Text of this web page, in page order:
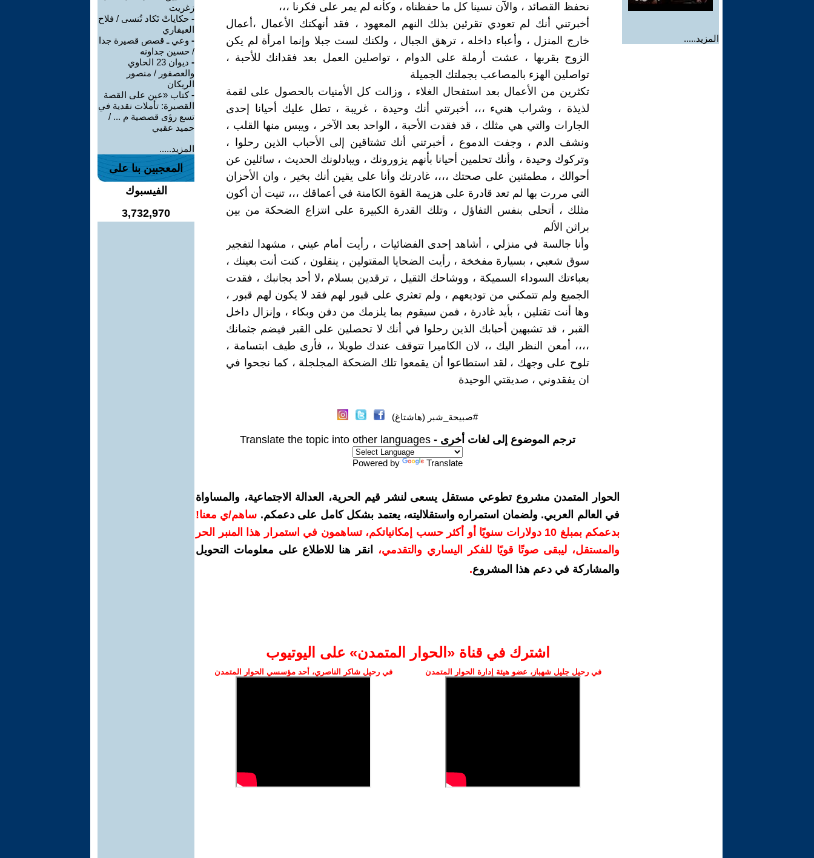
المزيد.....
نحفظ القصائد ، والآن نسينا كل ما حفظناه ، وكأنه لم يمر على فكرنا ،،،
أخبرتني أنك لم تعودي تقرئين بذلك النهم المعهود ، فقد أنهكتك الأعمال ،أعمال
خارج المنزل ، وأعباء داخله ، ترهق الجبال ، ولكنك لست جبلا وإنما امرأة لم يكن
الزوج بقربها ، عشت أرملة على الدوام ، تواصلين العمل بعد فقدانك للأحبة ،
تواصلين الهزء بالمصاعب بجملتك الجميلة
تكثرين من الأعمال بعد استفحال الغلاء ، وزالت كل الأمنيات بالحصول على لقمة
لذيذة ، وشراب هنيء ،،، أخبرتني أنك وحيدة ، غريبة ، تطل عليك أحيانا إحدى
الجارات والتي هي مثلك ، قد فقدت الأحبة ، الواحد بعد الآخر ، ويبس منها القلب ،
ونشف الدم ، وجفت الدموع ، أخبرتني أنك تشتاقين إلى الأحباب الذين رحلوا ،
وتركوك وحيدة ، وأنك تحلمين أحيانا بأنهم يزورونك ، ويبادلونك الحديث ، سائلين عن
أحوالك ، مطمئنين على صحتك ،،،، غادرتك وأنا على يقين أنك بخير ، وان الأحزان
التي مررت بها لم تعد قادرة على هزيمة القوة الكامنة في أعماقك ،،، تنيت أن أكون
مثلك ، أتحلى بنفس التفاؤل ، وتلك القدرة الكبيرة على انتزاع الضحكة من بين
براثن الألم
وأنا جالسة في منزلي ، أشاهد إحدى الفضائيات ، رأيت أمام عيني ، مشهدا لتفجير
سوق شعبي ، بسيارة مفخخة ، رأيت الضحايا المقتولين ، ينقلون ، كنت أنت بعينك ،
بعباءتك السوداء السميكة ، ووشاحك الثقيل ، ترقدين بسلام ،لا أحد بجانبك ، فقدت
الجميع ولم تتمكني من توديعهم ، ولم تعثري على قبور لهم فقد لا يكون لهم قبور ،
وها أنت تقتلين ، بأيد غادرة ، فمن سيقوم بما يلزمك من دفن وبكاء ، وإنزال داخل
القبر ، قد تشبهين أحبابك الذين رحلوا في أنك لا تحصلين على القبر فيضم جثمانك
،،،، أمعن النظر اليك ،، لان الكاميرا تتوقف عندك طويلا ،، فأرى طيف ابتسامة ،
تلوح على وجهك ، لقد استطاعوا أن يقمعوا تلك الضحكة المجلجلة ، كما نجحوا في
ان يفقدوني ، صديقتي الوحيدة
#صبيحة_شبر (هاشتاغ)
ترجم الموضوع إلى لغات أخرى - Translate the topic into other languages
Powered by Translate
الحوار المتمدن مشروع تطوعي مستقل يسعى لنشر قيم الحرية، العدالة الاجتماعية، والمساواة
في العالم العربي. ولضمان استمراره واستقلاليته، يعتمد بشكل كامل على دعمكم. ساهم/ي معنا!
بدعمكم بمبلغ 10 دولارات سنويًا أو أكثر حسب إمكانياتكم، تساهمون في استمرار هذا المنبر الحر
والمستقل، ليبقى صوتًا قويًا للفكر اليساري والتقدمي،
انقر هنا للاطلاع على معلومات التحويل
والمشاركة في دعم هذا المشروع.
اشترك في قناة ‫«الحوار المتمدن» على اليوتيوب
في رحيل جليل شهباز، عضو هيئة إدارة الحوار المتمدن في رحيل شاكر الناصري، أحد مؤسسي الحوار المتمدن
زغريت
- حكاياتْ تَكاد تُنسى / فلاح
العيفاري
- وعي ـ قصص قصيرة جدا
/ حسين جداونه
-
ديوان 23 الحاوي
والعصفور / منصور
الريكان
-كتاب «عين على القصة
القصيرة: تأملات نقدية في
تسع رؤى قصصية م ... /
حميد عقبي
المزيد.....
المعجبين بنا على
الفيسبوك
3,732,970